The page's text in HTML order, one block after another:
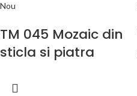
Nou
TM 045 Mozaic din
sticla si piatra